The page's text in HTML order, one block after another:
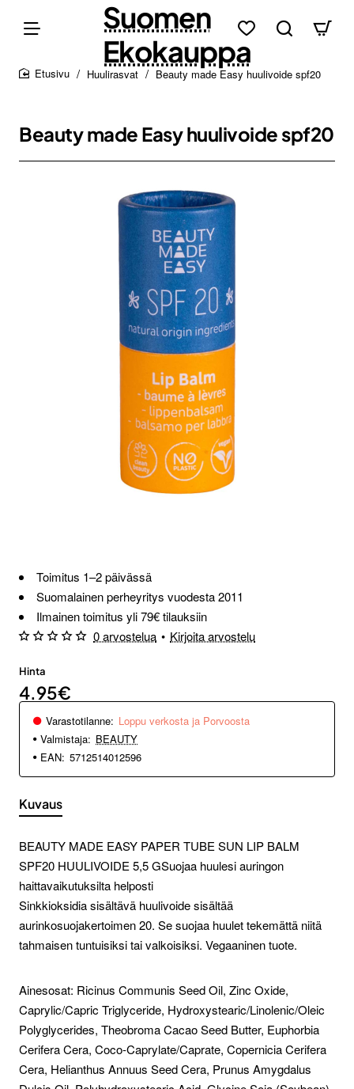
Suomen
Ekokauppa
Huulirasvat Beauty made Easy huulivoide spf20
Beauty made Easy huulivoide spf20
Toimitus 1–2 päivässä
Suomalainen perheyritys vuodesta 2011
Ilmainen toimitus yli 79€ tilauksiin
0 arvostelua • Kirjoita arvostelu
Hinta
4.95€
Varastotilanne: Loppu verkosta ja Porvoosta
Valmistaja: BEAUTY
EAN: 5712514012596
Kuvaus
BEAUTY MADE EASY PAPER TUBE SUN LIP BALM
SPF20 HUULIVOIDE 5,5 GSuojaa huulesi auringon
haittavaikutuksilta helposti
Sinkkioksidia sisältävä huulivoide sisältää
aurinkosuojakertoimen 20. Se suojaa huulet tekemättä niitä
tahmaisen tuntuisiksi tai valkoisiksi. Vegaaninen tuote.
Ainesosat: Ricinus Communis Seed Oil, Zinc Oxide,
Caprylic/Capric Triglyceride, Hydroxystearic/Linolenic/Oleic
Polyglycerides, Theobroma Cacao Seed Butter, Euphorbia
Cerifera Cera, Coco-Caprylate/Caprate, Copernicia Cerifera
Cera, Helianthus Annuus Seed Cera, Prunus Amygdalus